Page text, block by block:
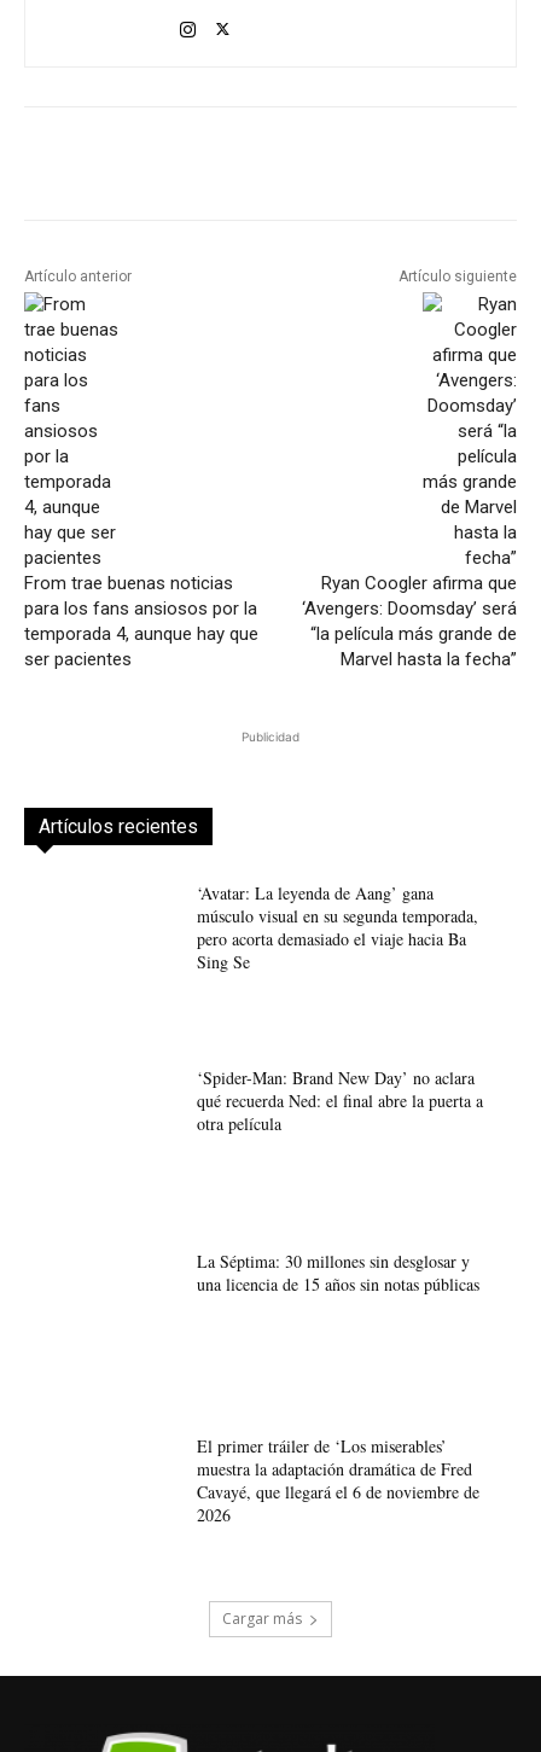
Artículo anterior
From trae buenas noticias
para los fans ansiosos por la
temporada 4, aunque hay que
ser pacientes
Artículo siguiente
Ryan Coogler afirma que
‘Avengers: Doomsday’ será
“la película más grande de
Marvel hasta la fecha”
Publicidad
Artículos recientes
‘Avatar: La leyenda de Aang’ gana
músculo visual en su segunda temporada,
pero acorta demasiado el viaje hacia Ba
Sing Se
‘Spider-Man: Brand New Day’ no aclara
qué recuerda Ned: el final abre la puerta a
otra película
La Séptima: 30 millones sin desglosar y
una licencia de 15 años sin notas públicas
El primer tráiler de ‘Los miserables’
muestra la adaptación dramática de Fred
Cavayé, que llegará el 6 de noviembre de
2026
Cargar más